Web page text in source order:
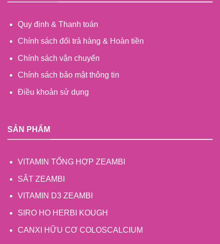
Quy định & Thanh toán
Chính sách đổi trả hàng & Hoàn tiền
Chính sách vận chuyển
Chính sách bảo mật thông tin
Điều khoản sử dụng
SẢN PHẨM
VITAMIN TỔNG HỢP ZEAMBI
SẮT ZEAMBI
VITAMIN D3 ZEAMBI
SIRO HO HERBI KOUGH
CANXI HỮU CƠ COLOSCALCIUM